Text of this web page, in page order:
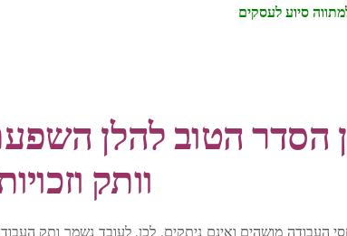
סיוע לעסקים
הסדר הטוב להלן
וותק
העבודה מושהים ואינם ניתקים. לכן, לעובד נשמר ותק